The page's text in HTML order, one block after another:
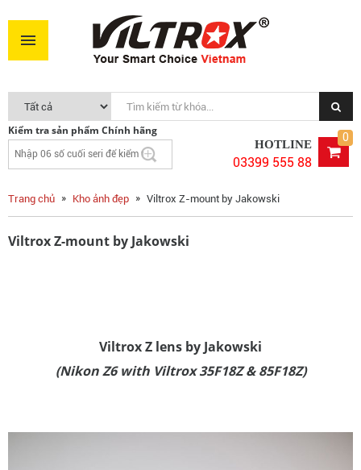
Kiểm tra sản phẩm Chính hãng
HOTLINE
03399 555 88
0
Trang chủ Kho ảnh đẹp Viltrox Z-mount by Jakowski
Viltrox Z-mount by Jakowski
Viltrox Z lens by Jakowski
(Nikon Z6 with Viltrox 35F18Z & 85F18Z)